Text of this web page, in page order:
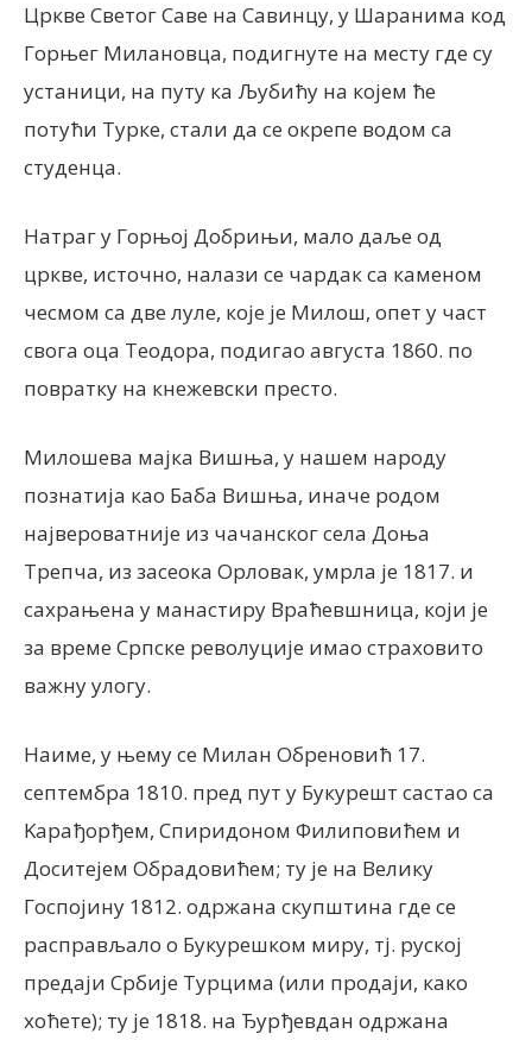
Цркве Светог Саве на Савинцу, у Шаранима код
Горњег Милановца, подигнуте на месту где су
устаници, на путу ка Љубићу на којем ће
потући Турке, стали да се окрепе водом са
студенца.
Натраг у Горњој Добрињи, мало даље од
цркве, источно, налази се чардак са каменом
чесмом са две луле, које је Милош, опет у част
свога оца Теодора, подигао августа 1860. по
повратку на кнежевски престо.
Милошева мајка Вишња, у нашем народу
познатија као Баба Вишња, иначе родом
највероватније из чачанског села Доња
Трепча, из засеока Орловак, умрла је 1817. и
сахрањена у манастиру Враћевшница, који је
за време Српске револуције имао страховито
важну улогу.
Наиме, у њему се Милан Обреновић 17.
септембра 1810. пред пут у Букурешт састао са
Kарађорђем, Спиридоном Филиповићем и
Доситејем Обрадовићем; ту је на Велику
Госпојину 1812. одржана скупштина где се
расправљало о Букурешком миру, тј. руској
предаји Србије Турцима (или продаји, како
хоћете); ту је 1818. на Ђурђевдан одржана